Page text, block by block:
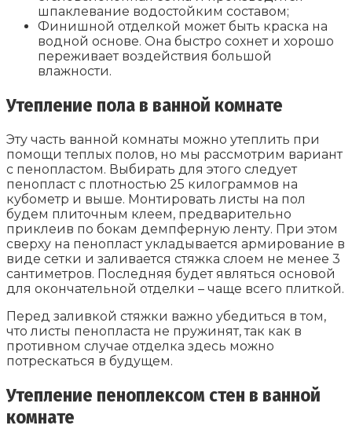
шпаклевание водостойким составом;
Финишной отделкой может быть краска на
водной основе. Она быстро сохнет и хорошо
переживает воздействия большой
влажности.
Утепление пола в ванной комнате
Эту часть ванной комнаты можно утеплить при
помощи теплых полов, но мы рассмотрим вариант
с пенопластом. Выбирать для этого следует
пенопласт с плотностью 25 килограммов на
кубометр и выше. Монтировать листы на пол
будем плиточным клеем, предварительно
приклеив по бокам демпферную ленту. При этом
сверху на пенопласт укладывается армирование в
виде сетки и заливается стяжка слоем не менее 3
сантиметров. Последняя будет являться основой
для окончательной отделки – чаще всего плиткой.
Перед заливкой стяжки важно убедиться в том,
что листы пенопласта не пружинят, так как в
противном случае отделка здесь можно
потрескаться в будущем.
Утепление пеноплексом стен в ванной
комнате